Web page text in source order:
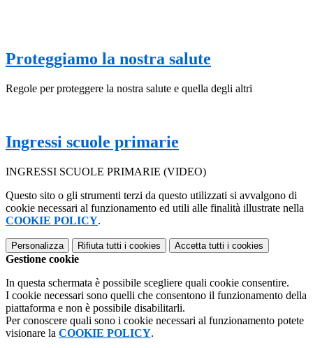
Proteggiamo la nostra salute
Regole per proteggere la nostra salute e quella degli altri
Ingressi scuole primarie
INGRESSI SCUOLE PRIMARIE (VIDEO)
Questo sito o gli strumenti terzi da questo utilizzati si avvalgono di
cookie necessari al funzionamento ed utili alle finalità illustrate nella
COOKIE POLICY.
Personalizza Rifiuta tutti i cookies Accetta tutti i cookies
Gestione cookie
In questa schermata è possibile scegliere quali cookie consentire.
I cookie necessari sono quelli che consentono il funzionamento della
piattaforma e non è possibile disabilitarli.
Per conoscere quali sono i cookie necessari al funzionamento potete
visionare la COOKIE POLICY.